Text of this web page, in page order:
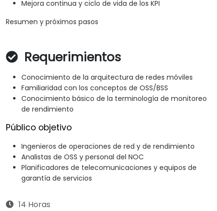
Mejora continua y ciclo de vida de los KPI
Resumen y próximos pasos
Requerimientos
Conocimiento de la arquitectura de redes móviles
Familiaridad con los conceptos de OSS/BSS
Conocimiento básico de la terminología de monitoreo
de rendimiento
Público objetivo
Ingenieros de operaciones de red y de rendimiento
Analistas de OSS y personal del NOC
Planificadores de telecomunicaciones y equipos de
garantía de servicios
14 Horas